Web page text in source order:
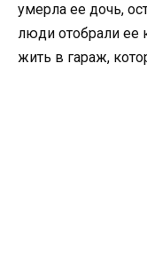
умерла ее дочь,
люди отобрали ее
жить в гараж,